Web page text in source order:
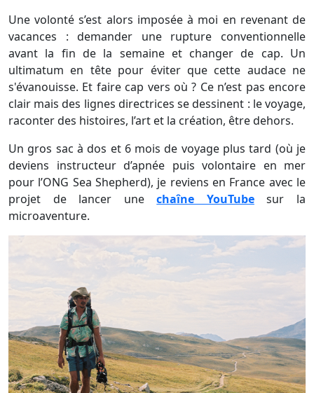
Une volonté s’est alors imposée à moi en revenant de
vacances : demander une rupture conventionnelle
avant la fin de la semaine et changer de cap. Un
ultimatum en tête pour éviter que cette audace ne
s'évanouisse. Et faire cap vers où ? Ce n’est pas encore
clair mais des lignes directrices se dessinent : le voyage,
raconter des histoires, l’art et la création, être dehors.
Un gros sac à dos et 6 mois de voyage plus tard (où je
deviens instructeur d’apnée puis volontaire en mer
pour l’ONG Sea Shepherd), je reviens en France avec le
projet de lancer unechaîne YouTubesur la
microaventure.